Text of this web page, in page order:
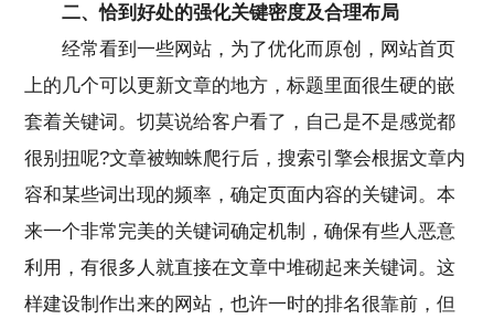
二、恰到好处的强化关键密度及合理布局
经常看到一些网站，为了优化而原创，网站首页
上的几个可以更新文章的地方，标题里面很生硬的嵌
套着关键词。切莫说给客户看了，自己是不是感觉都
很别扭呢?文章被蜘蛛爬行后，搜索引擎会根据文章内
容和某些词出现的频率，确定页面内容的关键词。本
来一个非常完美的关键词确定机制，确保有些人恶意
利用，有很多人就直接在文章中堆砌起来关键词。这
样建设制作出来的网站，也许一时的排名很靠前，但